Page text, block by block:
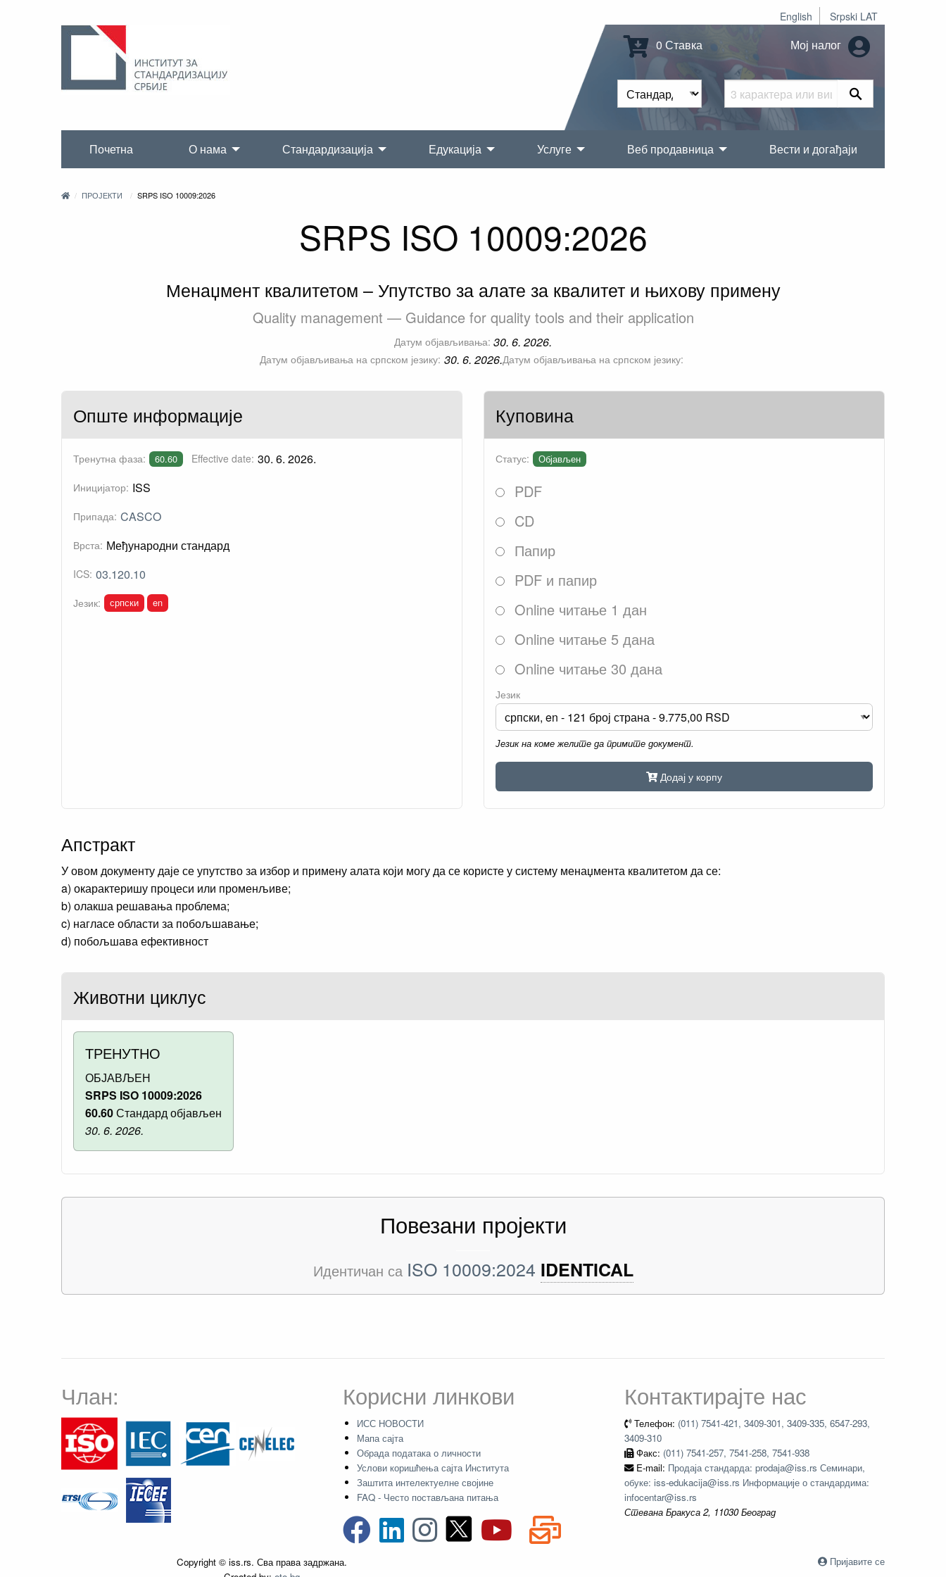
English Srpski LAT
0 Ставка Мој налог
Почетна О нама Стандардизација Едукација Услуге Веб продавница Вести и догађаји
ПРОЈЕКТИ SRPS ISO 10009:2026
SRPS ISO 10009:2026
Менаџмент квалитетом – Упутство за алате за квалитет и њихову примену
Quality management — Guidance for quality tools and their application
Датум објављивања: 30. 6. 2026.
Датум објављивања на српском језику: 30. 6. 2026.Датум објављивања на српском језику:
Опште информације
Тренутна фаза: 60.60 Effective date: 30. 6. 2026.
Иницијатор: ISS
Припада: CASCO
Врста: Међународни стандард
ICS: 03.120.10
Језик: српски en
Куповина
Статус: Објављен
PDF
CD
Папир
PDF и папир
Online читање 1 дан
Online читање 5 дана
Online читање 30 дана
Језик
Језик на коме желите да примите документ.
Додај у корпу
Апстракт
У овом документу даје се упутство за избор и примену алата који могу да се користе у систему менаџмента квалитетом да се:
a) окарактеришу процеси или променљиве;
b) олакша решавања проблема;
c) нагласе области за побољшавање;
d) побољшава ефективност
Животни циклус
ТРЕНУТНО
ОБЈАВЉЕН
SRPS ISO 10009:2026
60.60Стандард објављен
30. 6. 2026.
Повезани пројекти
Идентичан са ISO 10009:2024 IDENTICAL
Члан: Корисни линкови
ИСС НОВОСТИ
Мапа сајта
Обрада података о личности
Услови коришћења сајта Института
Заштита интелектуелне својине
FAQ - Често постављана питања
Контактирајте нас
Телефон: (011) 7541-421, 3409-301, 3409-335, 6547-293,
3409-310
Факс: (011) 7541-257, 7541-258, 7541-938
E-mail: Продаја стандарда: prodaja@iss.rs Семинари,
обуке: iss-edukacija@iss.rs Информације о стандардима:
infocentar@iss.rs
Стевана Бракуса 2, 11030 Београд
Copyright © iss.rs. Сва права задржана.
Пријавите се